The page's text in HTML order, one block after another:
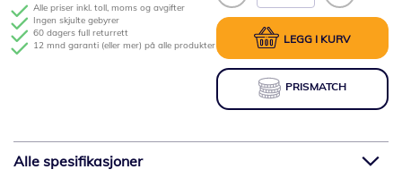
LEGG I KURV
PRISMATCH
Alle priser inkl. toll, moms og avgifter
Ingen skjulte gebyrer
60 dagers full returrett
12 mnd garanti (eller mer) på alle produkter
Alle spesifikasjoner